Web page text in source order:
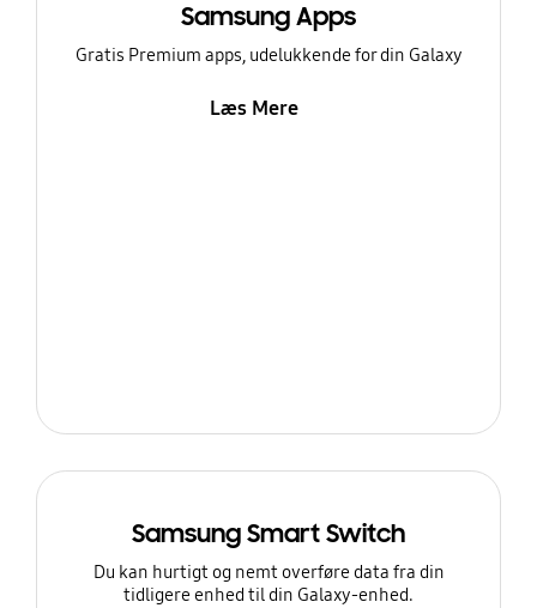
Samsung Apps
Gratis Premium apps, udelukkende for din Galaxy
Læs Mere
Samsung Smart Switch
Du kan hurtigt og nemt overføre data fra din
tidligere enhed til din Galaxy-enhed.